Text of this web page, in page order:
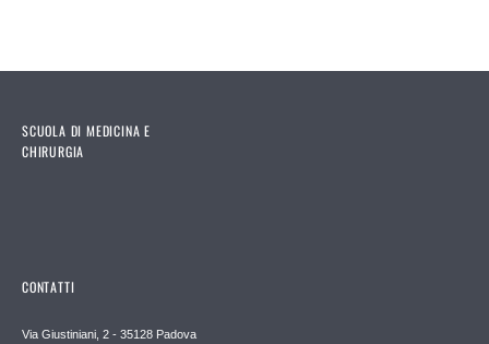
SCUOLA DI MEDICINA E
CHIRURGIA
CONTATTI
Via Giustiniani, 2 - 35128 Padova